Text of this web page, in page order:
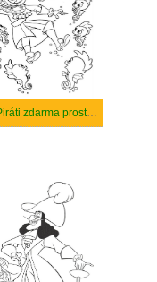
Jake a Piráti zdarma prostý tisknutelné